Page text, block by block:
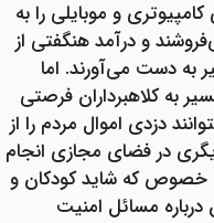
و موبایلی را به
و درآمد هنگفتی از
به دست می‌آورند. اما
به کلاهبرداران فرصتی
دزدی اموال مردم را از
در فضای مجازی انجام
خصوص که شاید کودکان و
درباره مسائل امنیت